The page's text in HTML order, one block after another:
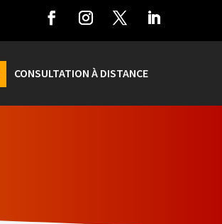
CONSULTATION À DISTANCE